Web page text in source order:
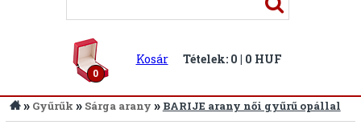
0
Kosár Tételek: 0 | 0 HUF
» Gyűrűk » Sárga arany » BARIJE arany női gyűrű opállal